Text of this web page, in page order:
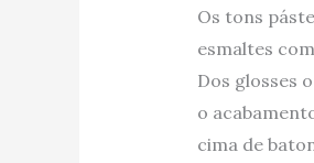
Os tons
esmaltes
Dos glosses
o
cima de